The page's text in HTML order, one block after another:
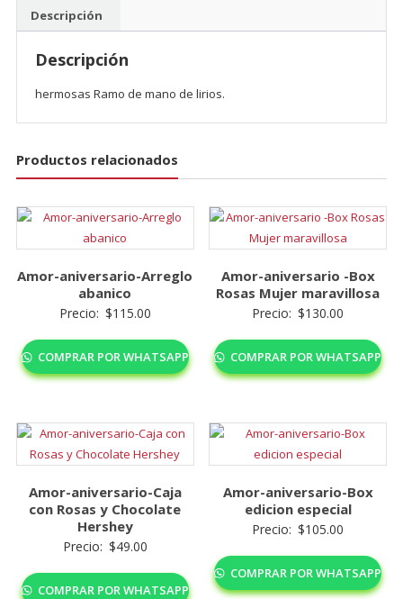
cantidad
Descripción
Descripción
hermosas Ramo de mano de lirios.
Productos relacionados
Amor-aniversario-Arreglo
abanico
Precio: $115.00
COMPRAR POR WHATSAPP
Amor-aniversario -Box
Rosas Mujer maravillosa
Precio: $130.00
COMPRAR POR WHATSAPP
Amor-aniversario-Caja
con Rosas y Chocolate
Hershey
Precio: $49.00
COMPRAR POR WHATSAPP
Amor-aniversario-Box
edicion especial
Precio: $105.00
COMPRAR POR WHATSAPP